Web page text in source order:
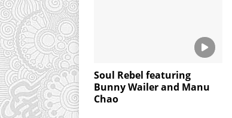
Soul Rebel featuring
Bunny Wailer and Manu
Chao